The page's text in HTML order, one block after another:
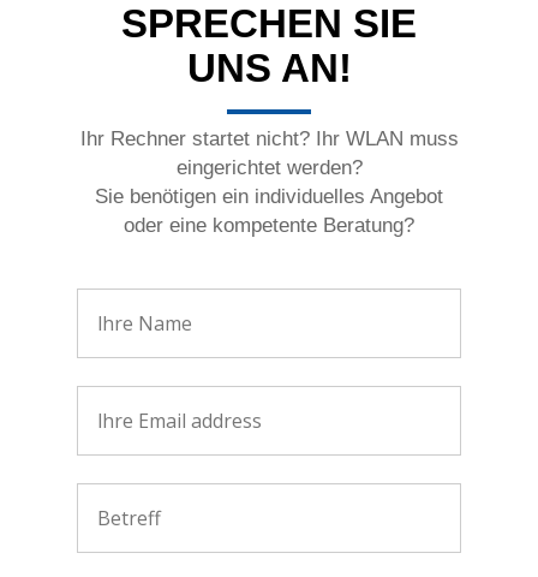
SPRECHEN SIE
UNS AN!
Ihr Rechner startet nicht? Ihr WLAN muss
eingerichtet werden?
Sie benötigen ein individuelles Angebot
oder eine kompetente Beratung?